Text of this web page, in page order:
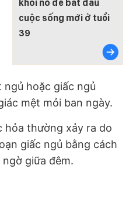
khỏi nó để bắt đầu
cuộc sống mới ở tuổi
39
ngủ hoặc giấc ngủ
mệt mỏi ban ngày.
hỏa thường xảy ra do
giấc ngủ bằng cách
giữa đêm.